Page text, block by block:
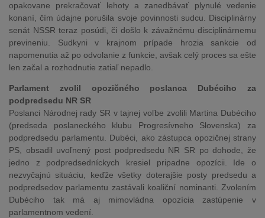
opakovane prekračovať lehoty a zanedbávať plynulé vedenie
konaní, čím údajne porušila svoje povinnosti sudcu. Disciplinárny
senát NSSR teraz posúdi, či došlo k závažnému disciplinárnemu
previneniu. Sudkyni v krajnom prípade hrozia sankcie od
napomenutia až po odvolanie z funkcie, avšak celý proces sa ešte
len začal a rozhodnutie zatiaľ nepadlo.
Parlament zvolil opozičného poslanca Dubéciho za
podpredsedu NR SR
Poslanci Národnej rady SR v tajnej voľbe zvolili Martina Dubéciho
(predseda poslaneckého klubu Progresívneho Slovenska) za
podpredsedu parlamentu. Dubéci, ako zástupca opozičnej strany
PS, obsadil uvoľnený post podpredsedu NR SR po dohode, že
jedno z podpredsedníckych kresiel pripadne opozícii. Ide o
nezvyčajnú situáciu, keďže všetky doterajšie posty predsedu a
podpredsedov parlamentu zastávali koaliční nominanti. Zvolením
Dubéciho tak má aj mimovládna opozícia zastúpenie v
parlamentnom vedení.